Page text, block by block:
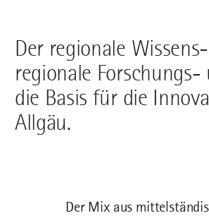
Der regionale
regionale
die Basis für die
Allgäu.
Der Mix aus